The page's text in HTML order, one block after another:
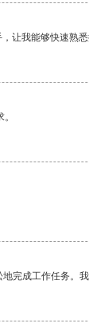
让我能够快速熟
完成工作任务。